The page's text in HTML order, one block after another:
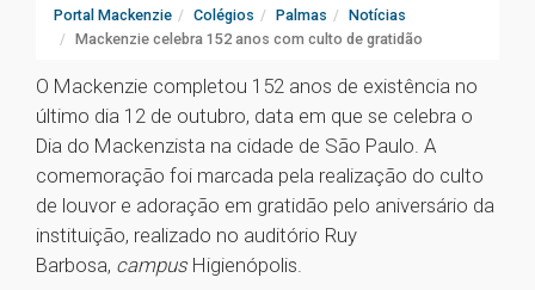
Portal Mackenzie Colégios Palmas
Notícias
Mackenzie celebra 152 anos com culto de gratidão
O Mackenzie completou 152 anos de existência no
último dia 12 de outubro, data em que se celebra o
Dia do Mackenzista na cidade de São Paulo. A
comemoração foi marcada pela realização do culto
de louvor e adoração em gratidão pelo aniversário da
instituição, realizado no auditório Ruy
Barbosa, campus Higienópolis.